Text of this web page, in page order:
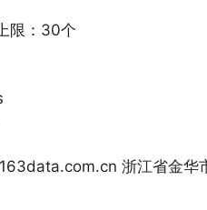
限：30个
浙江省金华